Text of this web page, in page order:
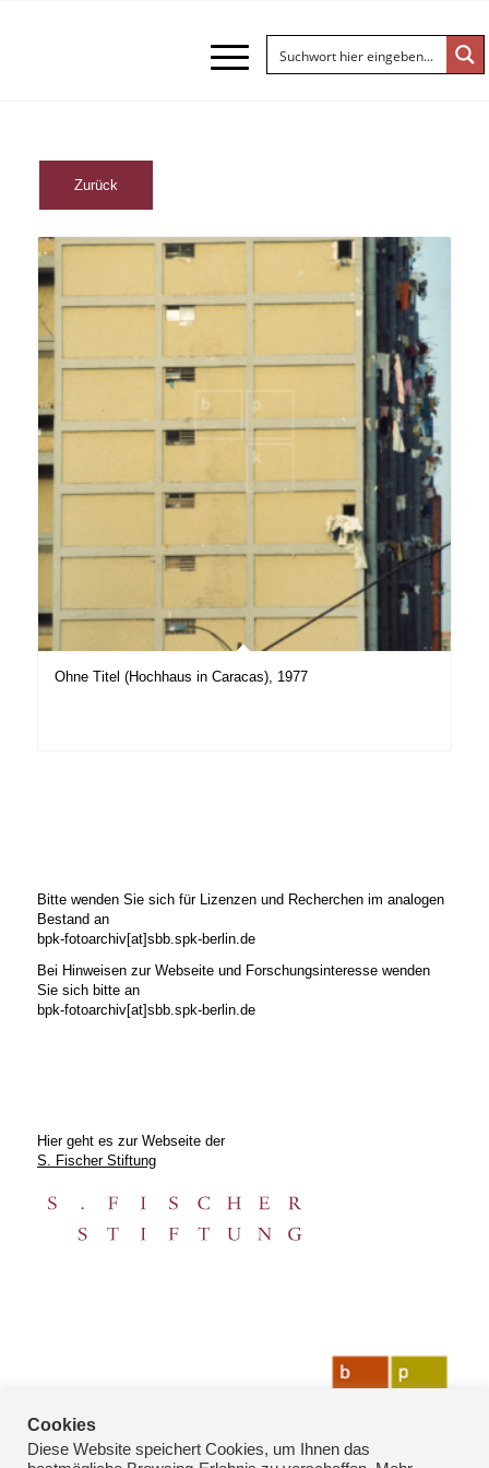
Ohne Titel (Hochhaus in Caracas), 1977
Bitte wenden Sie sich für Lizenzen und Recherchen im analogen
Bestand an
bpk-fotoarchiv[at]sbb.spk-berlin.de
Bei Hinweisen zur Webseite und Forschungsinteresse wenden
Sie sich bitte an
bpk-fotoarchiv[at]sbb.spk-berlin.de
Hier geht es zur Webseite der
S. Fischer Stiftung
Cookies
Diese Website speichert Cookies, um Ihnen das